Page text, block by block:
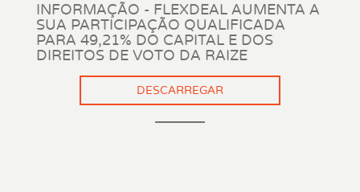
INFORMAÇÃO - FLEXDEAL AUMENTA A
SUA PARTICIPAÇÃO QUALIFICADA
PARA 49,21% DO CAPITAL E DOS
DIREITOS DE VOTO DA RAIZE
DESCARREGAR